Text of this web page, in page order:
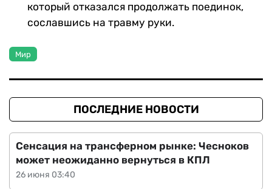
который отказался продолжать поединок,
сославшись на травму руки.
Мир
ПОСЛЕДНИЕ НОВОСТИ
26 июня 03:40
Сенсация на трансферном рынке: Чесноков
может неожиданно вернуться в КПЛ